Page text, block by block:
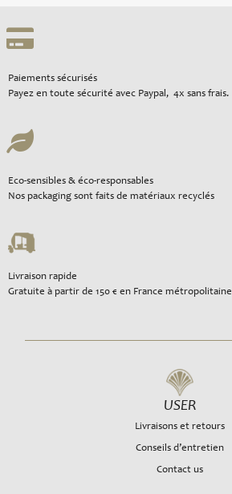
Paiements sécurisés
Payez en toute sécurité avec Paypal, 4x sans frais.
Eco-sensibles & éco-responsables
Nos packaging sont faits de matériaux recyclés
Livraison rapide
Gratuite à partir de 150 € en France métropolitaine
USER
Livraisons et retours
Conseils d’entretien
Contact us